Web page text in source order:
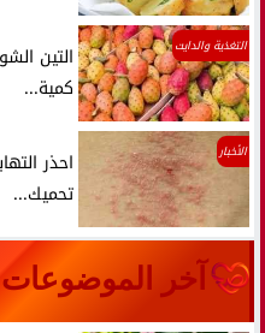
التغذية والدايت
كمية...
الأخبار
تحميك...
آخر الموضوعات